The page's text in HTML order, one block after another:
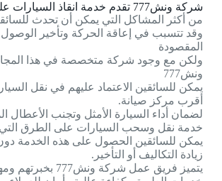
شركة ونش777 تقدم خدمة انقاذ السيارات على الطرق
من أكثر المشاكل التي يمكن أن تحدث للسائقين
وقد تتسبب في إعاقة الحركة وتأخير الوصول
المقصودة
ولكن مع وجود شركة متخصصة في هذا
ونش777
يمكن للسائقين الاعتماد عليهم في نقل
أقرب مركز صيانة.
لضمان أداء السيارة الأمثل وتجنب الأعطال
خدمة نقل وسحب السيارات على الطرق التي
يمكن للسائقين الحصول على هذه الخدمة
زيادة التكاليف أو التأخير.
يتميز فريق عمل شركة